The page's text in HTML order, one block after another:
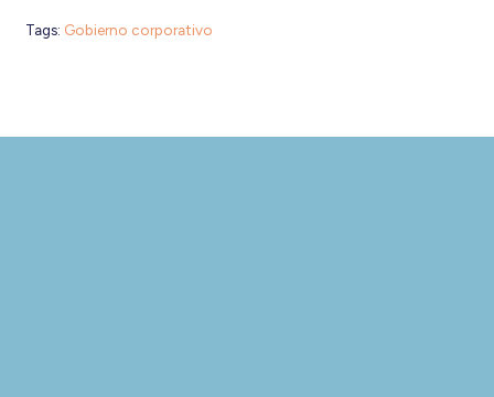
Tags: Gobierno corporativo